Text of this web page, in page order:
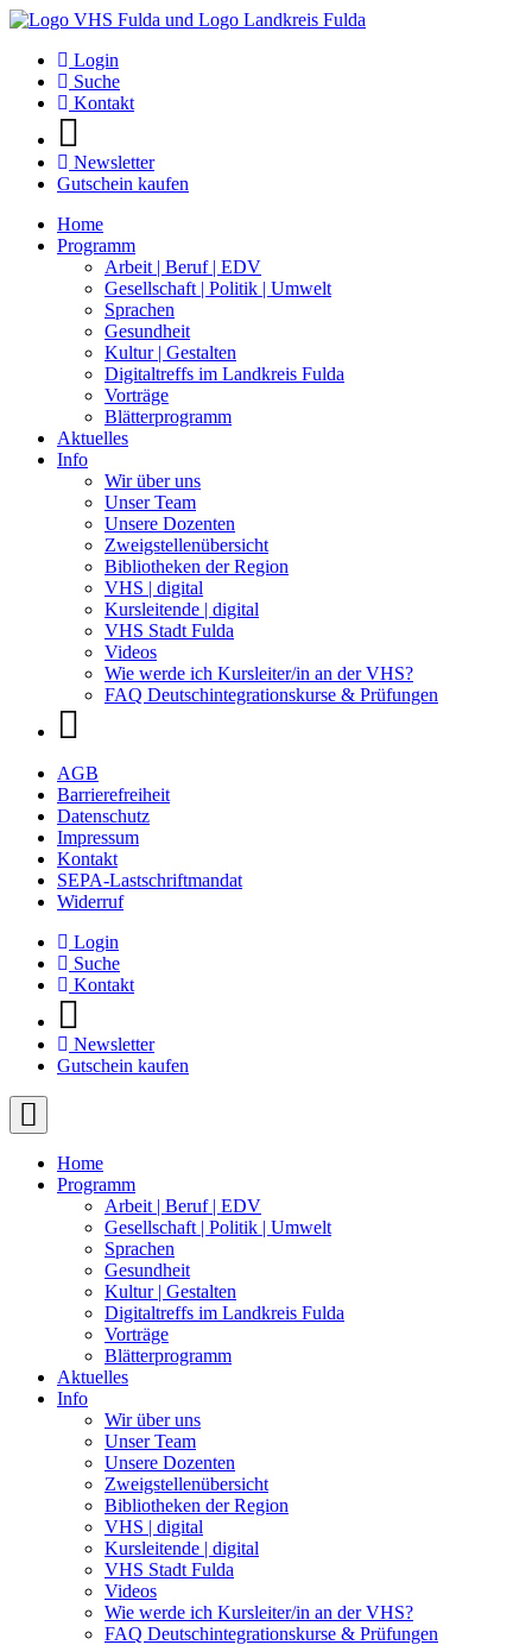
Login
Suche
Kontakt
Newsletter
Gutschein kaufen
Home
Programm
Arbeit | Beruf | EDV
Gesellschaft | Politik | Umwelt
Sprachen
Gesundheit
Kultur | Gestalten
Digitaltreffs im Landkreis Fulda
Vorträge
Blätterprogramm
Aktuelles
Info
Wir über uns
Unser Team
Unsere Dozenten
Zweigstellenübersicht
Bibliotheken der Region
VHS | digital
Kursleitende | digital
VHS Stadt Fulda
Videos
Wie werde ich Kursleiter/in an der VHS?
FAQ Deutschintegrationskurse & Prüfungen
AGB
Barrierefreiheit
Datenschutz
Impressum
Kontakt
SEPA-Lastschriftmandat
Widerruf
Login
Suche
Kontakt
Newsletter
Gutschein kaufen
Home
Programm
Arbeit | Beruf | EDV
Gesellschaft | Politik | Umwelt
Sprachen
Gesundheit
Kultur | Gestalten
Digitaltreffs im Landkreis Fulda
Vorträge
Blätterprogramm
Aktuelles
Info
Wir über uns
Unser Team
Unsere Dozenten
Zweigstellenübersicht
Bibliotheken der Region
VHS | digital
Kursleitende | digital
VHS Stadt Fulda
Videos
Wie werde ich Kursleiter/in an der VHS?
FAQ Deutschintegrationskurse & Prüfungen